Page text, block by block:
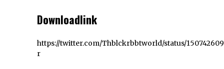
Downloadlink
https://twitter.com/Thblckrbbtworld/status/
r